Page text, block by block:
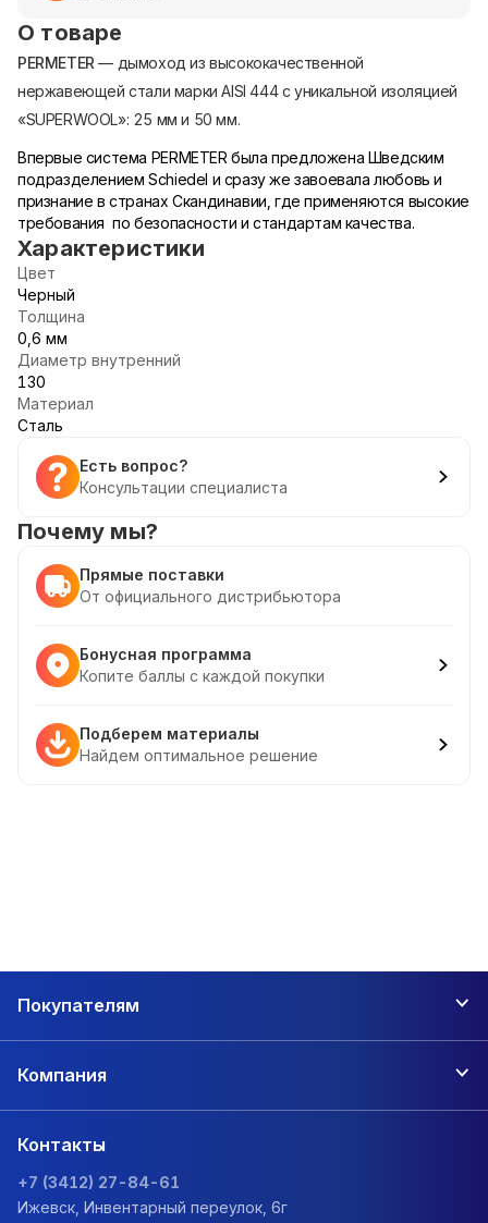
О товаре
PERMETER — дымоход из высококачественной
нержавеющей стали марки AISI 444 с уникальной изоляцией
«SUPERWOOL»: 25 мм и 50 мм.
Впервые система PERMETER была предложена Шведским
подразделением Schiedel и сразу же завоевала любовь и
признание в странах Скандинавии, где применяются высокие
требования по безопасности и стандартам качества.
Характеристики
Цвет
Черный
Толщина
0,6 мм
Диаметр внутренний
130
Материал
Сталь
Есть вопрос?
Консультации специалиста
Почему мы?
Прямые поставки
От официального дистрибьютора
Бонусная программа
Копите баллы с каждой покупки
Подберем материалы
Найдем оптимальное решение
Покупателям
Компания
Контакты
+7 (3412) 27-84-61
Ижевск, Инвентарный переулок, 6г